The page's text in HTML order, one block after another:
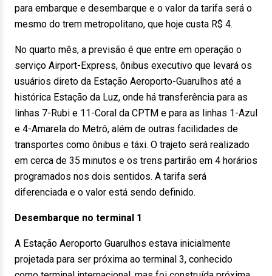
para embarque e desembarque e o valor da tarifa será o
mesmo do trem metropolitano, que hoje custa R$ 4.
No quarto mês, a previsão é que entre em operação o
serviço Airport-Express, ônibus executivo que levará os
usuários direto da Estação Aeroporto-Guarulhos até a
histórica Estação da Luz, onde há transferência para as
linhas 7-Rubi e 11-Coral da CPTM e para as linhas 1-Azul
e 4-Amarela do Metrô, além de outras facilidades de
transportes como ônibus e táxi. O trajeto será realizado
em cerca de 35 minutos e os trens partirão em 4 horários
programados nos dois sentidos. A tarifa será
diferenciada e o valor está sendo definido.
Desembarque no terminal 1
A Estação Aeroporto Guarulhos estava inicialmente
projetada para ser próxima ao terminal 3, conhecido